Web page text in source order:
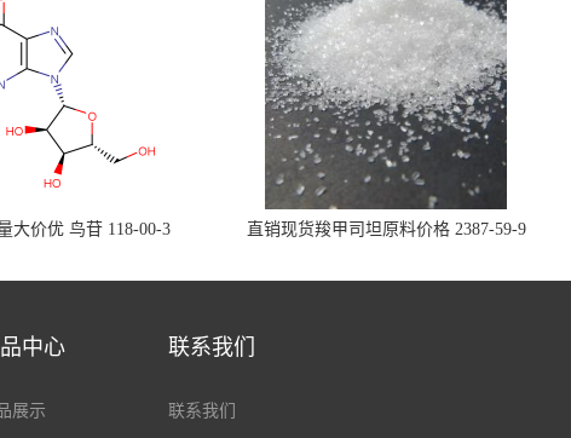
大价优 鸟苷 118-00-3 直销现货羧甲司坦原料价格 2387-59-9
中心
展示
联系我们
联系我们